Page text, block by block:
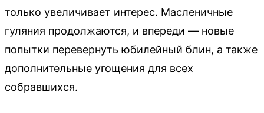
только увеличивает интерес. Масленичные
гуляния продолжаются, и впереди — новые
попытки перевернуть юбилейный блин, а также
дополнительные угощения для всех
собравшихся.